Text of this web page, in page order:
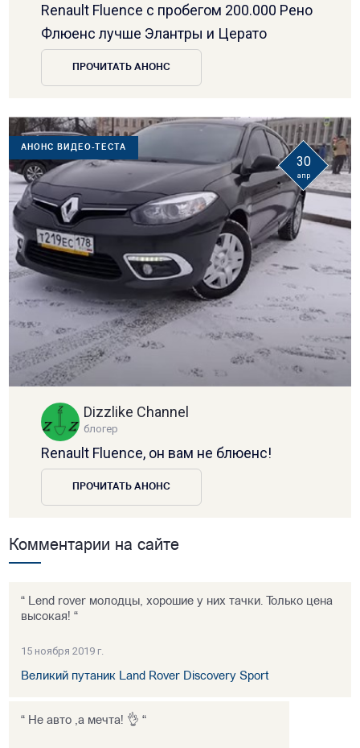
Renault Fluence с пробегом 200.000 Рено
Флюенс лучше Элантры и Церато
ПРОЧИТАТЬ АНОНС
АНОНС ВИДЕО-ТЕСТА
30
апр
Dizzlike Channel
блогер
Renault Fluence, он вам не блюенс!
ПРОЧИТАТЬ АНОНС
Комментарии на сайте
“ Lend rover молодцы, хорошие у них тачки. Только цена
высокая! “
15 ноября 2019 г.
Великий путаник Land Rover Discovery Sport
“ Не авто ,а мечта! 👌 “